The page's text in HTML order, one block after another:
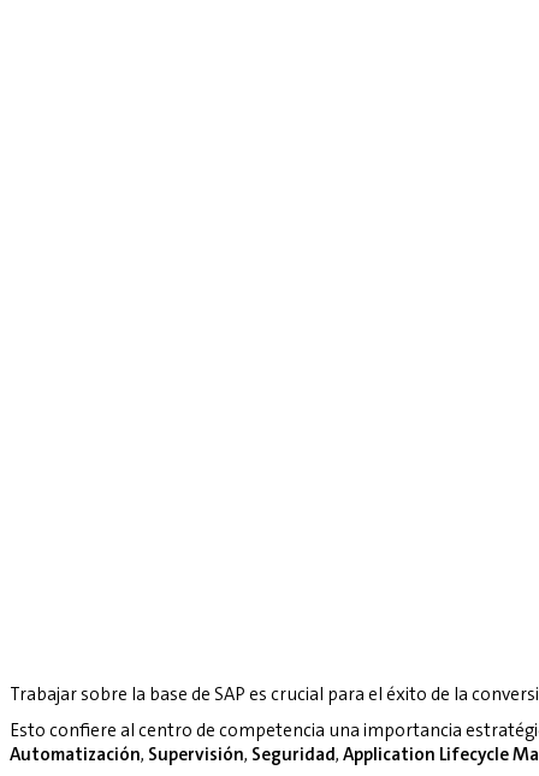
Trabajar sobre la base de SAP es crucial para el éxito de la
Esto confiere al centro de competencia una importancia
Automatización, Supervisión, Seguridad, Application Lifecycle